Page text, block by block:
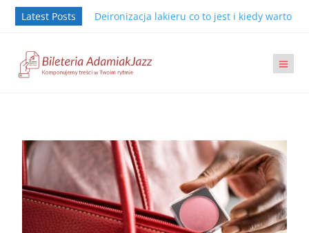
Latest Posts Deironizacja lakieru co to jest i kiedy warto ją